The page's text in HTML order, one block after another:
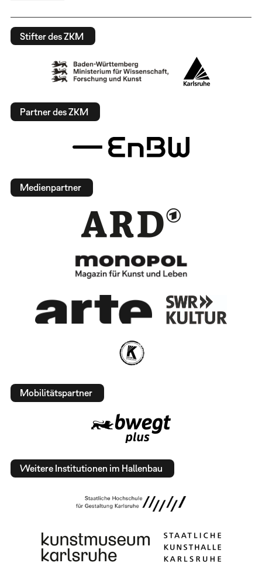
Stifter des ZKM
Partner des ZKM
Medienpartner
Mobilitätspartner
Weitere Institutionen im Hallenbau